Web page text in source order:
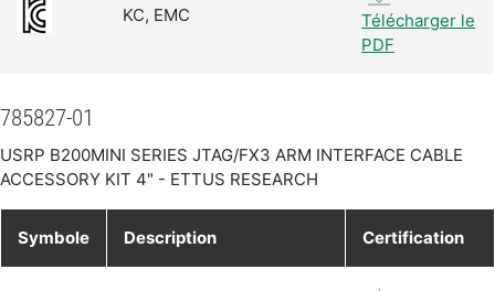
KC, EMC
Télécharger le
PDF
785827-01
USRP B200MINI SERIES JTAG/FX3 ARM INTERFACE CABLE
ACCESSORY KIT 4" - ETTUS RESEARCH
Symbole Description Certification